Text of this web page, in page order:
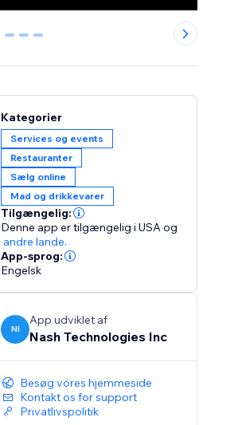
2 3 4
Kategorier
Services og events
Restauranter
Sælg online
Mad og drikkevarer
Tilgængelig:
Denne app er tilgængelig i USAog
andre lande.
App-sprog:
Engelsk
NI
App udviklet af
Nash Technologies Inc
Besøg vores hjemmeside
Kontakt os for support
Privatlivspolitik